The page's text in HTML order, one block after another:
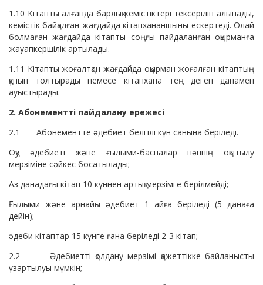
1.10 Кітапты алғанда барлық кемістіктері тексеріліп алынады,
кемістік байқалған жағдайда кітапхананшыны ескертеді. Олай
болмаған жағдайда кітапты соңғы пайдаланған оқырманға
жауапкершілік артылады.
1.11 Кітапты жоғалтқан жағдайда оқырман жоғалған кітаптың
құнын толтырады немесе кітапхана тең деген данамен
ауыстырады.
2. Абонементті пайдалану ережесі
2.1 Абонементте әдебиет белгілі күн санына беріледі.
Оқу әдебиеті және ғылыми-баспалар пәннің оқытылу
мерзіміне сәйкес босатылады;
Аз данадағы кітап 10 күннен артық мерзімге берілмейді;
Ғылыми және арнайы әдебиет 1 айға беріледі (5 данаға
дейін);
әдеби кітаптар 15 күнге ғана беріледі 2-3 кітап;
2.2 Әдебиетті қолдану мерзімі қажеттікке байланысты
ұзартылуы мүмкін;